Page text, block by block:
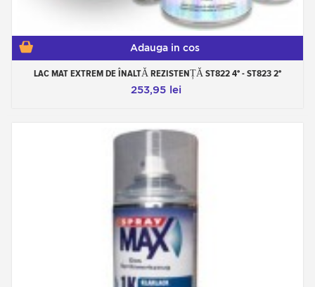
Adauga in cos
LAC MAT EXTREM DE ÎNALTĂ REZISTENȚĂ ST822 4° - ST823 2°
253,95 lei